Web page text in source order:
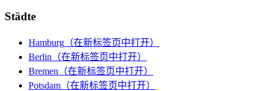
Städte
Hamburg （在新标签页中打开）
Berlin （在新标签页中打开）
Bremen （在新标签页中打开）
Potsdam （在新标签页中打开）